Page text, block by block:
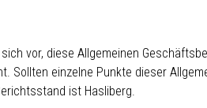
vor, diese Allgemeinen
Sollten einzelne Punkte dieser
ist Hasliberg.